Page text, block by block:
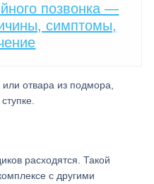
позвонка —
симптомы,
отвара из подмора,
расходятся. Такой
с другими